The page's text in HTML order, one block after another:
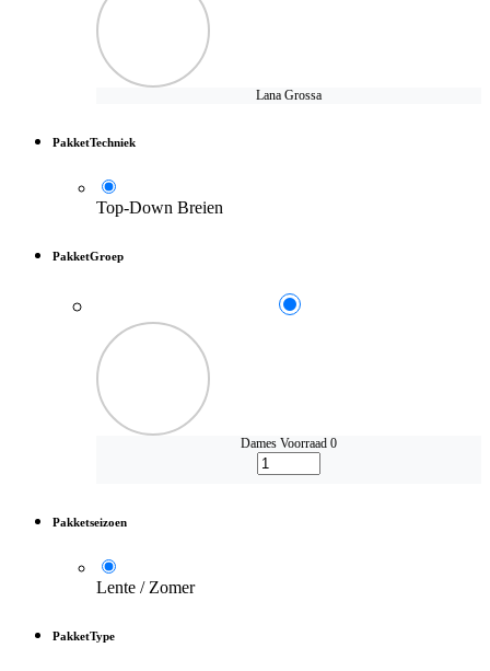
Lana Grossa
PakketTechniek
Top-Down Breien
PakketGroep
Dames Voorraad 0
Pakketseizoen
Lente / Zomer
PakketType